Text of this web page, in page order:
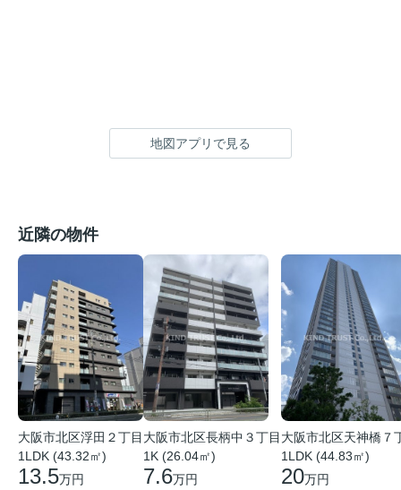
地図アプリで見る
近隣の物件
大阪市北区浮田２丁目
1LDK (43.32㎡)
13.5万円
大阪市北区長柄中３丁目
1K (26.04㎡)
7.6万円
大阪市北区天神橋７
1LDK (44.83㎡)
20万円